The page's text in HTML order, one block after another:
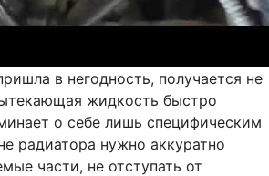
в негодность, получается не
жидкость быстро
о себе лишь специфическим
радиатора нужно аккуратно
части, не отступать от